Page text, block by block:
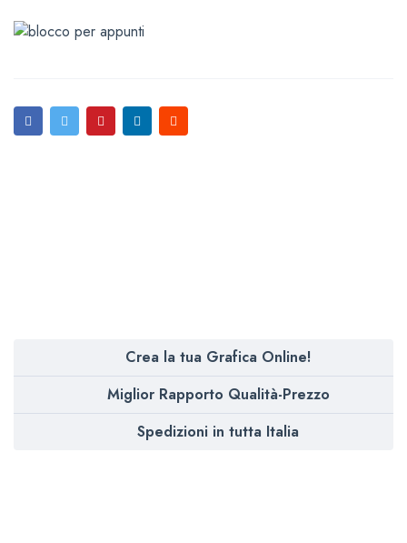
Crea la tua Grafica Online!
Miglior Rapporto Qualità-Prezzo
Spedizioni in tutta Italia